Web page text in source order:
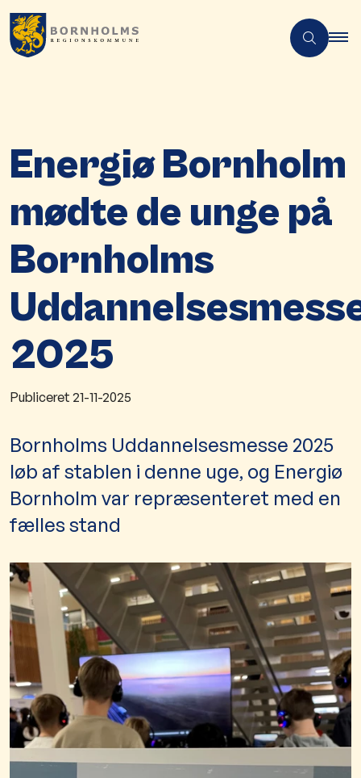
Energiø Bornholm
mødte de unge på
Bornholms
2025
Publiceret 21-11-2025
Bornholms Uddannelsesmesse 2025
løb af stablen i denne uge, og Energiø
Bornholm var repræsenteret med en
fælles stand